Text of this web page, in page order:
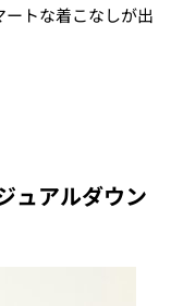
トな着こなしが出
ュアルダウン